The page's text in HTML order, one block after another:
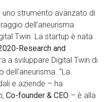
uno strumento avanzato di
dell’aneurisma
Twin. La startup è nata
Research and
a sviluppare Digital Twin di
“La
e aziende – ha
Co-founder & CEO – è alla